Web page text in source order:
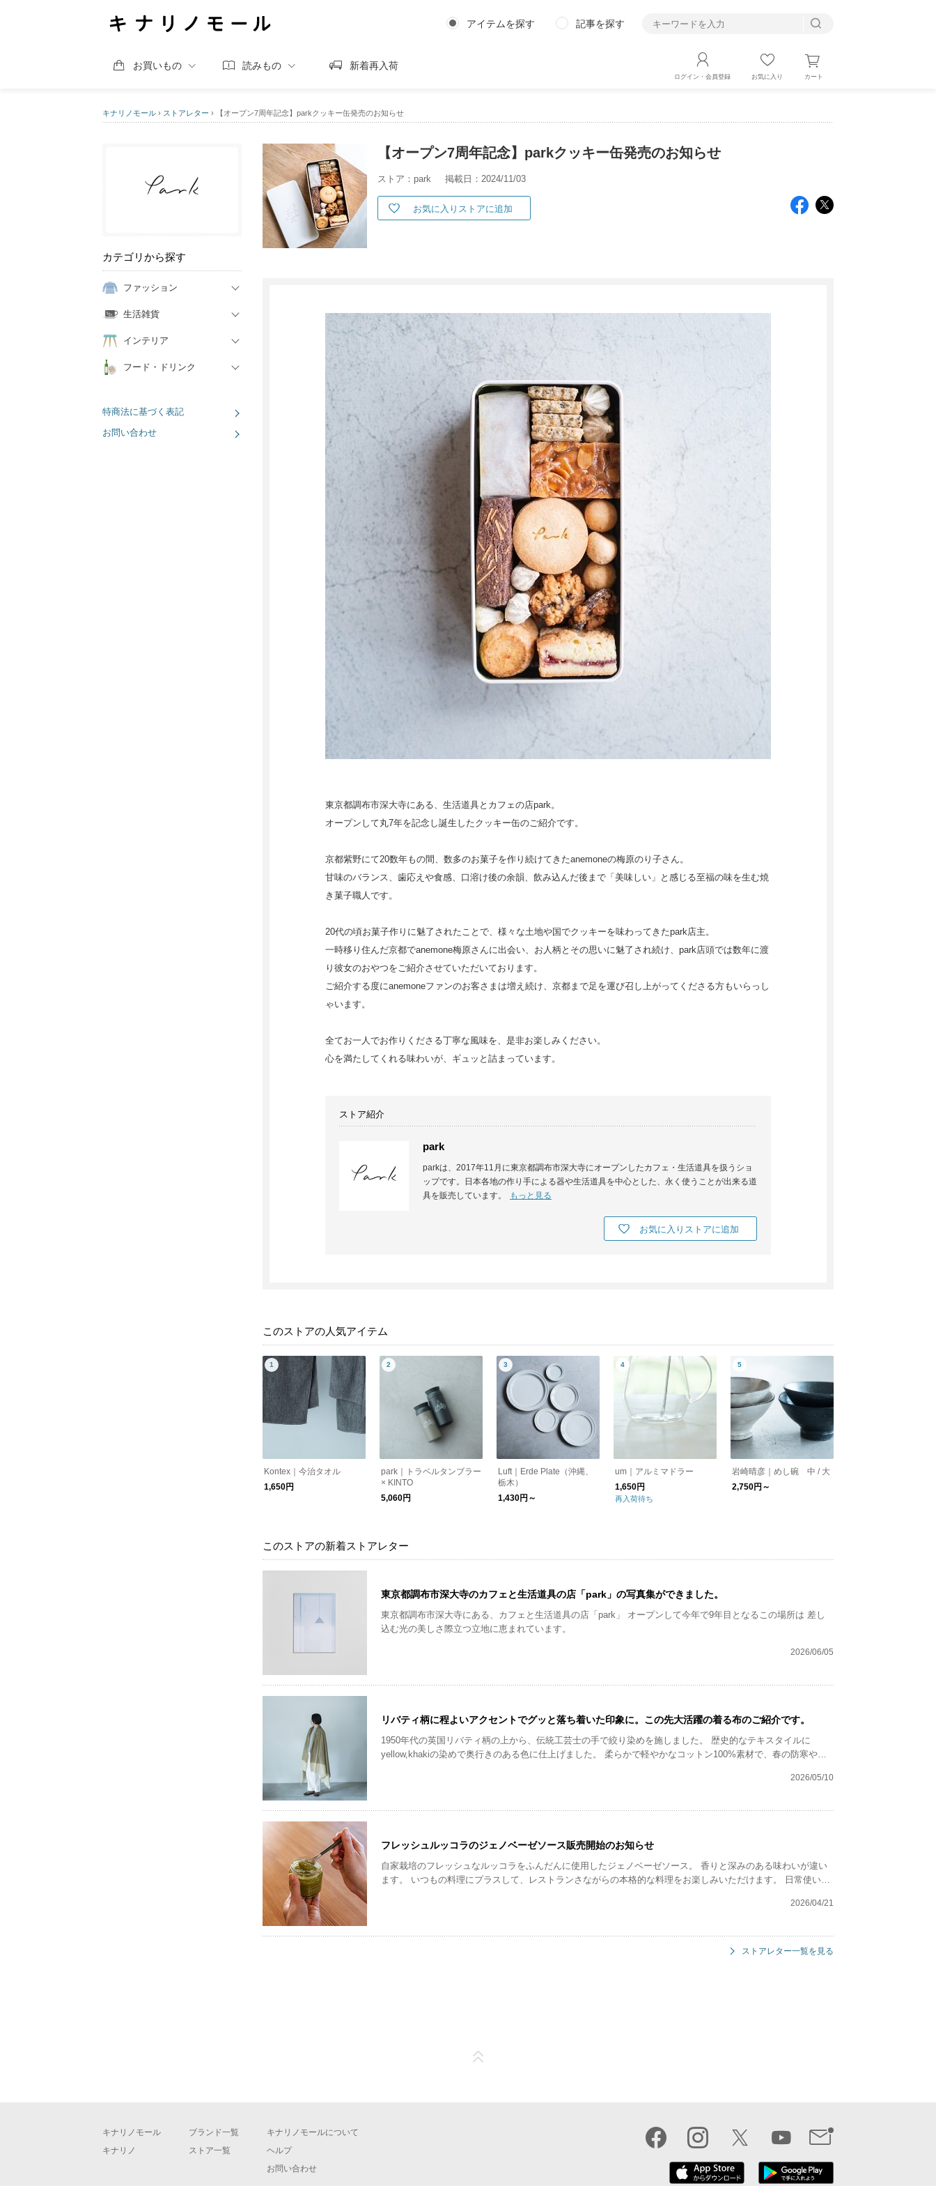
アイテムを探す 記事を探す
お買いもの 読みもの 新着再入荷
ログイン・会員登録 お気に入り カート
キナリノモール › ストアレター › 【オープン7周年記念】parkクッキー缶発売のお知らせ
カテゴリから探す
ファッション
生活雑貨
インテリア
フード・ドリンク
特商法に基づく表記
お問い合わせ
【オープン7周年記念】parkクッキー缶発売のお知らせ
ストア：park 掲載日：2024/11/03
お気に入りストアに追加
東京都調布市深大寺にある、生活道具とカフェの店park。
オープンして丸7年を記念し誕生したクッキー缶のご紹介です。
京都紫野にて20数年もの間、数多のお菓子を作り続けてきたanemoneの梅原のり子さん。
甘味のバランス、歯応えや食感、口溶け後の余韻、飲み込んだ後まで「美味しい」と感じる至福の味を生む焼
き菓子職人です。
20代の頃お菓子作りに魅了されたことで、様々な土地や国でクッキーを味わってきたpark店主。
一時移り住んだ京都でanemone梅原さんに出会い、お人柄とその思いに魅了され続け、park店頭では数年に渡
り彼女のおやつをご紹介させていただいております。
ご紹介する度にanemoneファンのお客さまは増え続け、京都まで足を運び召し上がってくださる方もいらっし
ゃいます。
全てお一人でお作りくださる丁寧な風味を、是非お楽しみください。
心を満たしてくれる味わいが、ギュッと詰まっています。
ストア紹介
park
parkは、2017年11月に東京都調布市深大寺にオープンしたカフェ・生活道具を扱うショ
ップです。日本各地の作り手による器や生活道具を中心とした、永く使うことが出来る道
具を販売しています。
もっと見る
お気に入りストアに追加
このストアの人気アイテム
Kontex｜今治タオル
1,650円
park｜トラベルタンブラー
× KINTO
5,060円
Luft｜Erde Plate（沖縄、
栃木）
1,430円～
um｜アルミマドラー
1,650円
再入荷待ち
岩崎晴彦｜めし碗 中 / 大
2,750円～
このストアの新着ストアレター
東京都調布市深大寺のカフェと生活道具の店「park」の写真集ができました。
東京都調布市深大寺にある、カフェと生活道具の店「park」 オープンして今年で9年目となるこの場所は 差し
込む光の美しさ際立つ立地に恵まれています。
2026/06/05
リバティ柄に程よいアクセントでグッと落ち着いた印象に。この先大活躍の着る布のご紹介です。
1950年代の英国リバティ柄の上から、伝統工芸士の手で絞り染めを施しました。 歴史的なテキスタイルに
yellow,khakiの染めで奥行きのある色に仕上げました。 柔らかで軽やかなコットン100%素材で、春の防寒や夏
2026/05/10
フレッシュルッコラのジェノベーゼソース販売開始のお知らせ
自家栽培のフレッシュなルッコラをふんだんに使用したジェノベーゼソース。 香りと深みのある味わいが違い
ます。 いつもの料理にプラスして、レストランさながらの本格的な料理をお楽しみいただけます。 日常使いに
2026/04/21
ストアレター一覧を見る
キナリノモール
キナリノ
ブランド一覧
ストア一覧
キナリノモールについて
ヘルプ
お問い合わせ